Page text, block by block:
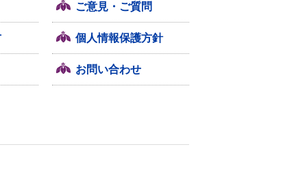
ご意見・ご質問
個人情報保護方針
お問い合わせ